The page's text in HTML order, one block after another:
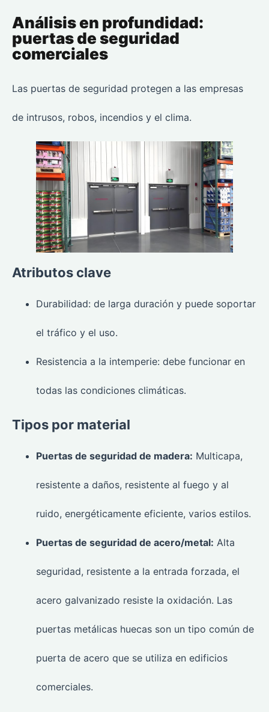
Análisis en profundidad:
puertas de seguridad
comerciales
Las puertas de seguridad protegen a las empresas
de intrusos, robos, incendios y el clima.
Atributos clave
Durabilidad: de larga duración y puede soportar
el tráfico y el uso.
Resistencia a la intemperie: debe funcionar en
todas las condiciones climáticas.
Tipos por material
Puertas de seguridad de madera: Multicapa,
resistente a daños, resistente al fuego y al
ruido, energéticamente eficiente, varios estilos.
Puertas de seguridad de acero/metal: Alta
seguridad, resistente a la entrada forzada, el
acero galvanizado resiste la oxidación. Las
puertas metálicas huecas son un tipo común de
puerta de acero que se utiliza en edificios
comerciales.